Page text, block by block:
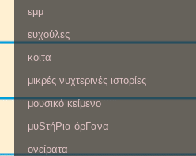
εμμ
ευχούλες
κοιτα
μικρές νυχτερινές ιστορίες
μουσικό κείμενο
μυSτήΡια όρΓανα
ονείρατα